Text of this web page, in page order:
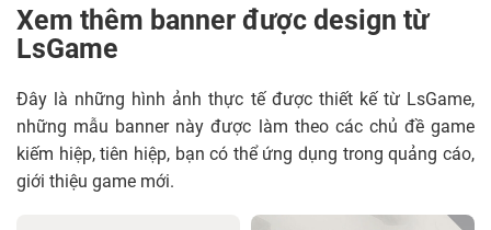
Xem thêm banner được design từ
LsGame
Đây là những hình ảnh thực tế được thiết kế từ LsGame,
những mẫu banner này được làm theo các chủ đề game
kiếm hiệp, tiên hiệp, bạn có thể ứng dụng trong quảng cáo,
giới thiệu game mới.